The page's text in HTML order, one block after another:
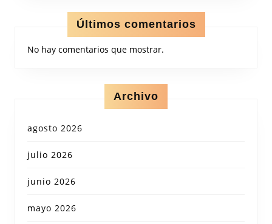
Últimos comentarios
No hay comentarios que mostrar.
Archivo
agosto 2026
julio 2026
junio 2026
mayo 2026